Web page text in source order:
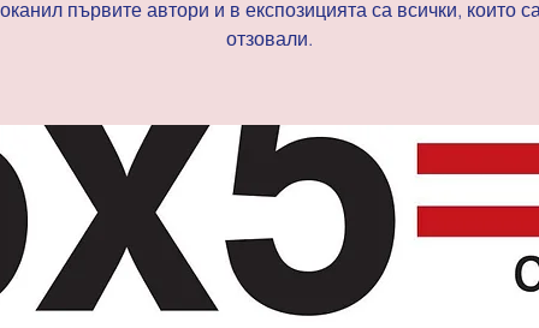
първите автори и в експозицията са всички, които
отзовали.